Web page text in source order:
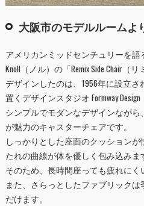
大阪市のモデルルームよ
アメリカンミッドセンチュリーを
Knoll（ノル）の「Remix Side Chair（
デザインしたのは、1956年に設立
置くデザインスタジオ Formway
シンプルでモダンなデザインなが
が魅力のキャスターチェアです。
しっかりとした座面のクッション
たれの曲線が体を優しく包み込みま
そのため、長時間座っても疲れにく
また、さらっとしたファブリック
だけます。